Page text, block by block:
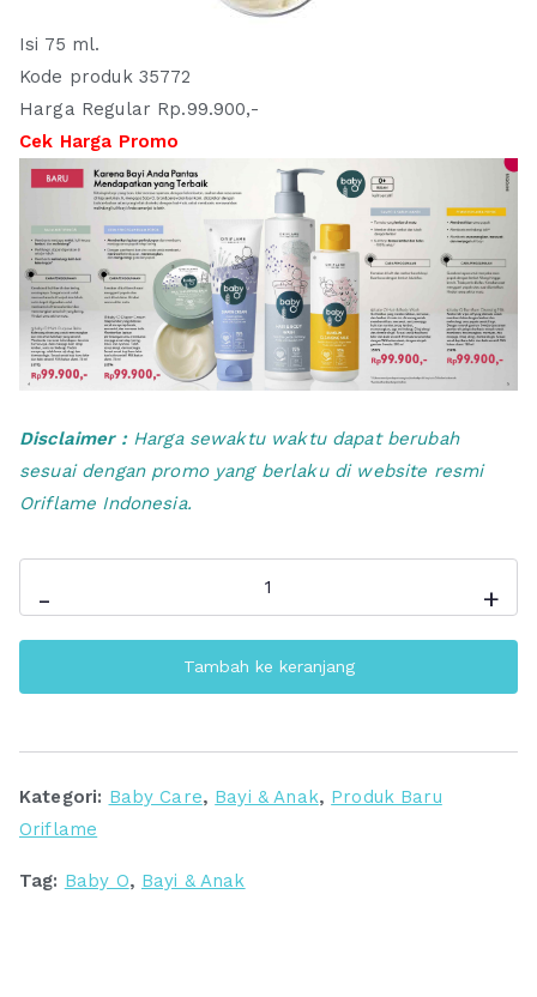
Isi 75 ml.
Kode produk 35772
Harga Regular Rp.99.900,-
Cek Harga Promo
Disclaimer :Harga sewaktu waktu dapat berubah
sesuai dengan promo yang berlaku di website resmi
Oriflame Indonesia.
-
Baby
O
+
Tambah ke keranjang
Kategori: Baby Care, Bayi & Anak, Produk Baru
Oriflame
Tag: Baby O, Bayi & Anak